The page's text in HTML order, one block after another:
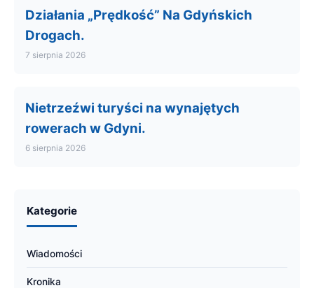
Działania „Prędkość” Na Gdyńskich
Drogach.
7 sierpnia 2026
Nietrzeźwi turyści na wynajętych
rowerach w Gdyni.
6 sierpnia 2026
Kategorie
Wiadomości
Kronika